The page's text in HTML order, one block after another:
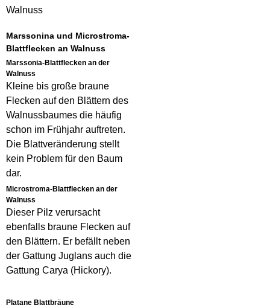
Marssonina und Microstroma-
Blattflecken an Walnuss
Marssonia-Blattflecken an der
Walnuss
Kleine bis große braune
Flecken auf den Blättern des
Walnussbaumes die häufig
schon im Frühjahr auftreten.
Die Blattveränderung stellt
kein Problem für den Baum
dar.
Microstroma-Blattflecken an der
Walnuss
Dieser Pilz verursacht
ebenfalls braune Flecken auf
den Blättern. Er befällt neben
der Gattung Juglans auch die
Gattung Carya (Hickory).
Platane Blattbräune